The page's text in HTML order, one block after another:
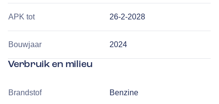
APK tot 26-2-2028
Bouwjaar 2024
Verbruik en milieu
Brandstof Benzine